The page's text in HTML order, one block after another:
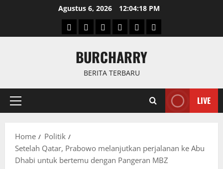
Agustus 6, 2026 12:04:19 PM
BerandaNewsPolitikKeriminal
OlahragaInternasional
BURCHARRY
BERITA TERBARU
Primary
LIVE
Home
Politik
Setelah Qatar, Prabowo melanjutkan perjalanan ke Abu
Dhabi untuk bertemu dengan Pangeran MBZ